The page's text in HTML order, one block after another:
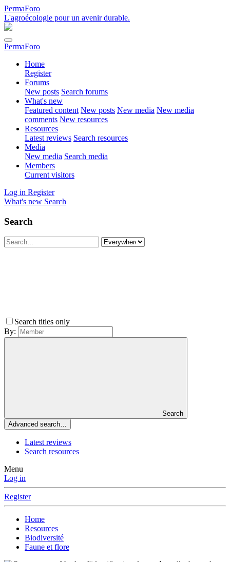
PermaForo
L'agroécologie pour un avenir durable.
PermaForo
Home
Register
Forums
New posts Search forums
What's new
Featured content New posts New media New media
comments New resources
Resources
Latest reviews Search resources
Media
New media Search media
Members
Current visitors
Log in Register
What's new Search
Search
Search titles only
By:
Search
Advanced search…
Latest reviews
Search resources
Menu
Log in
Register
Home
Resources
Biodiversité
Faune et flore